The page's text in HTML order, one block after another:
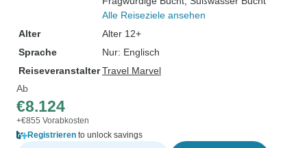
Alle Reiseziele ansehen
Alter
Alter 12+
Sprache
Nur: Englisch
ReiseveranstalterTravel Marvel
Ab
€8.124
+€855 Vorabkosten
Registrieren to unlock savings